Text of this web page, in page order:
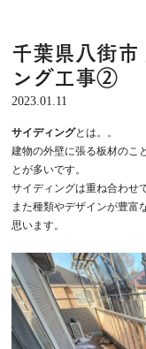
千葉県八街市
ング工事②
2023.01.11
サイディングとは。。
建物の外壁に張る板材のこ
とが多いです。
サイディングは重ね合わせ
また種類やデザインが豊富
思います。